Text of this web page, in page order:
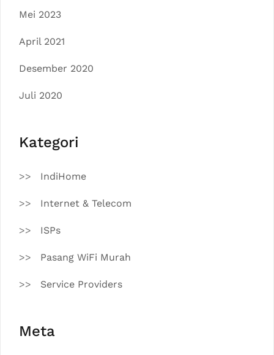
Mei 2023
April 2021
Desember 2020
Juli 2020
Kategori
IndiHome
Internet & Telecom
ISPs
Pasang WiFi Murah
Service Providers
Meta